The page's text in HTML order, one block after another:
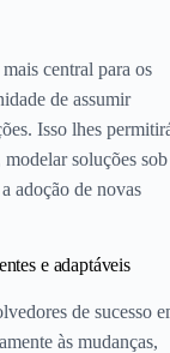
central para os
de assumir
Isso lhes
soluções sob
adoção de novas
e adaptáveis
de sucesso
às mudanças,